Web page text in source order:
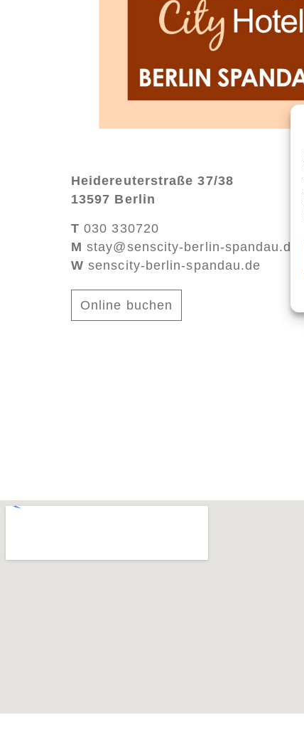
Heidereuterstraße 37/38
13597 Berlin
T030 330720
M stay@senscity-berlin-spandau.de
W senscity-berlin-spandau.de
Online buchen